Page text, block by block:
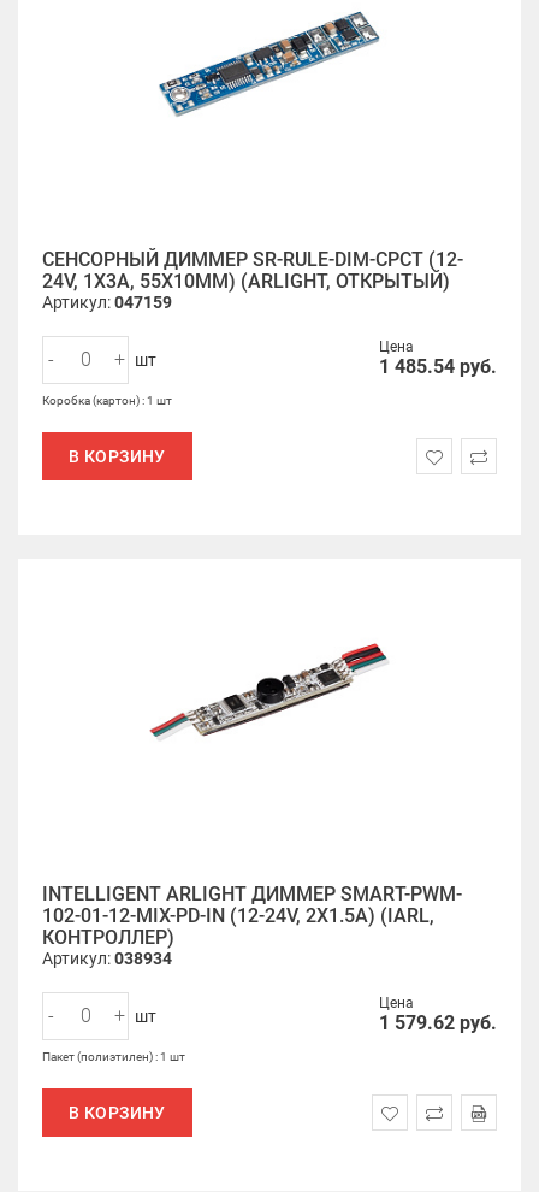
СЕНСОРНЫЙ ДИММЕР SR-RULE-DIM-CPCT (12-
24V, 1X3A, 55X10MM) (ARLIGHT, ОТКРЫТЫЙ)
Артикул:047159
Цена
1 485.54 руб.
- + шт
Коробка (картон) : 1 шт
В КОРЗИНУ
INTELLIGENT ARLIGHT ДИММЕР SMART-PWM-
102-01-12-MIX-PD-IN (12-24V, 2X1.5A) (IARL,
КОНТРОЛЛЕР)
Артикул:038934
Цена
1 579.62 руб.
- + шт
Пакет (полиэтилен) : 1 шт
В КОРЗИНУ